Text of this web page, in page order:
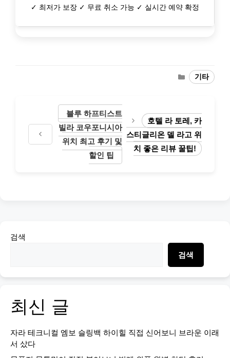
✓ 최저가 보장 ✓ 무료 취소 가능 ✓ 실시간 예약 확정
Categories
기타
블루 하프티스트
빌라 코우포니시아
위치 최고 후기 및
할인 팁
호텔 라 토레, 카
스티글리온 델 라고 위
치 좋은 리뷰 꿀팁!
검색
검색
최신 글
자라 테크니컬 엠보 슬링백 하이힐 직접 신어보니 브라운 이래
서 샀다